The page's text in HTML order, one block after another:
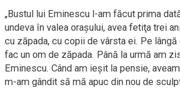
„Bustul lui Eminescu l-am făcut prima
undeva în valea oraşului, avea fetiţa trei
cu zăpada, cu copii de vârsta ei. Pe
fac un om de zăpada. Până la urmă am
Eminescu. Când am ieşit la pensie,
m-am gândit să mă apuc din nou de